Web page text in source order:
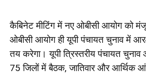
कैबिनेट मीटिंग में नए ओबीसी आयोग को
ओबीसी आयोग ही यूपी पंचायत चुनाव में
तय करेगा। यूपी त्रिस्तरीय पंचायत
75 जिलों में बैठक, जातिवार और आर्थिक